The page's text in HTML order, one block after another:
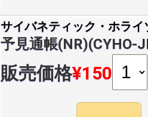
サイバネティック・ホライ
予見通帳(NR)(CYHO-
販売価格¥150